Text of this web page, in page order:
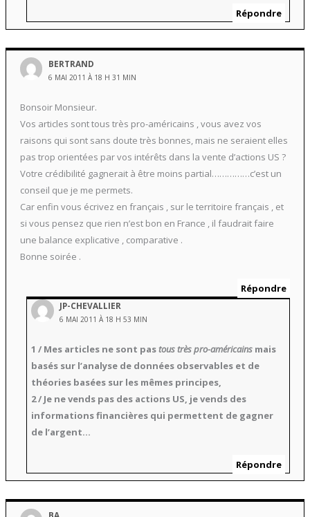
Répondre
BERTRAND
6 MAI 2011 À 18 H 31 MIN
Bonsoir Monsieur.
Vos articles sont tous très pro-américains , vous avez vos
raisons qui sont sans doute très bonnes, mais ne seraient elles
pas trop orientées par vos intérêts dans la vente d’actions US ?
Votre crédibilité gagnerait à être moins partial……………c’est un
conseil que je me permets.
Car enfin vous écrivez en français , sur le territoire français , et
si vous pensez que rien n’est bon en France , il faudrait faire
une balance explicative , comparative .
Bonne soirée .
Répondre
JP-CHEVALLIER
6 MAI 2011 À 18 H 53 MIN
1 / Mes articles ne sont pastous très pro-américains mais
basés sur l’analyse de données observables et de
théories basées sur les mêmes principes,
2 / Je ne vends pas des actions US, je vends des
informations financières qui permettent de gagner
de l’argent…
Répondre